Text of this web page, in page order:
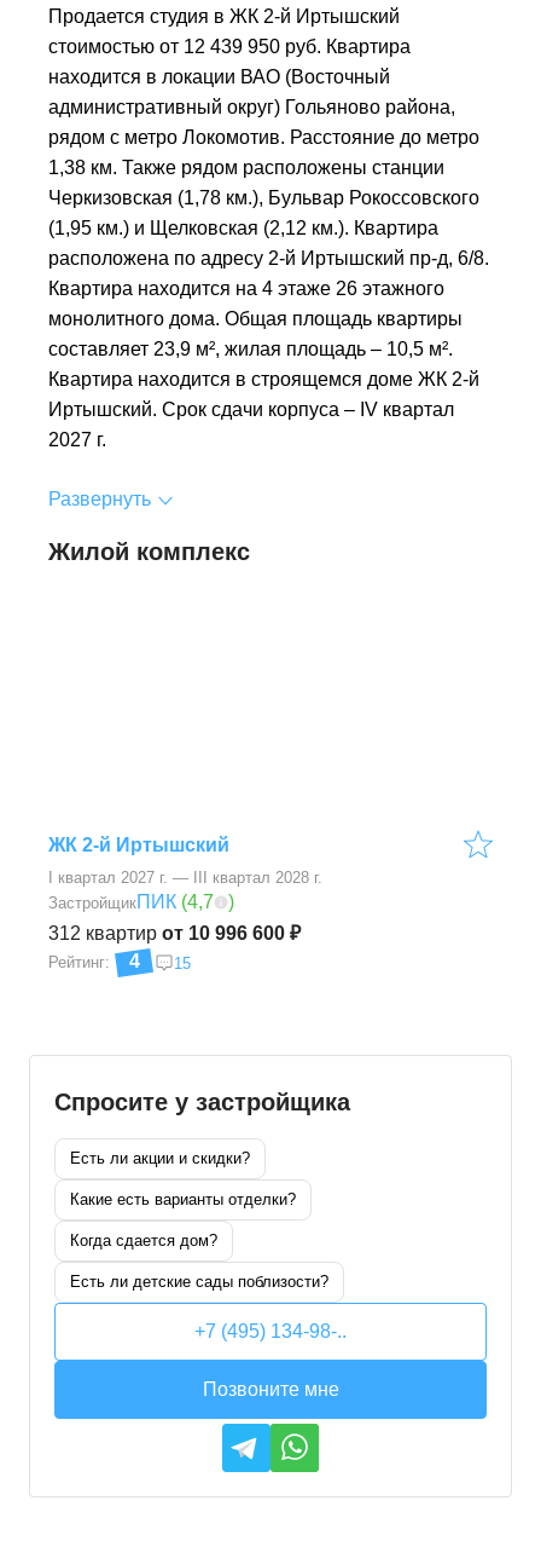
Продается студия в ЖК 2-й Иртышский
стоимостью от 12 439 950 руб. Квартира
находится в локации ВАО (Восточный
административный округ) Гольяново района,
рядом с метро Локомотив. Расстояние до метро
1,38 км. Также рядом расположены станции
Черкизовская (1,78 км.), Бульвар Рокоссовского
(1,95 км.) и Щелковская (2,12 км.). Квартира
расположена по адресу 2-й Иртышский пр-д, 6/8.
Квартира находится на 4 этаже 26 этажного
монолитного дома. Общая площадь квартиры
составляет 23,9 м², жилая площадь – 10,5 м².
Квартира находится в строящемся доме ЖК 2-й
Иртышский. Срок сдачи корпуса – IV квартал
2027 г.
Развернуть
Жилой комплекс
ЖК 2-й Иртышский
I квартал 2027 г. — III квартал 2028 г.
312 квартир от 10 996 600 ₽
ЗастройщикПИК (4,7 )
Рейтинг: 4 15
Спросите у застройщика
Есть ли акции и скидки?
Какие есть варианты отделки?
Когда сдается дом?
Есть ли детские сады поблизости?
+7 (495) 134-98-..
Позвоните мне